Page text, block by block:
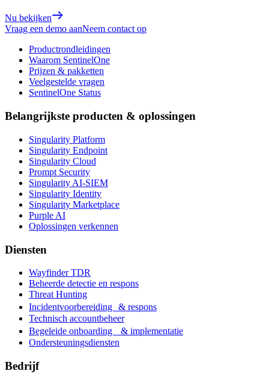
Nu bekijken
Vraag een demo aanNeem contact op
Productrondleidingen
Waarom SentinelOne
Prijzen & pakketten
Veelgestelde vragen
SentinelOne Status
Belangrijkste producten & oplossingen
Singularity Platform
Singularity Endpoint
Singularity Cloud
Prompt Security
Singularity AI-SIEM
Singularity Identity
Singularity Marketplace
Purple AI
Oplossingen verkennen
Diensten
Wayfinder TDR
Beheerde detectie en respons
Threat Hunting
Incidentvoorbereiding & respons
Technisch accountbeheer
Begeleide onboarding & implementatie
Ondersteuningsdiensten
Bedrijf